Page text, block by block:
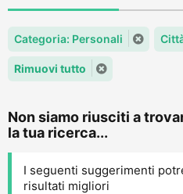
Categoria: Personali
Rimuovi tutto
Non siamo riusciti a
la tua ricerca...
I seguenti suggerimenti
risultati migliori